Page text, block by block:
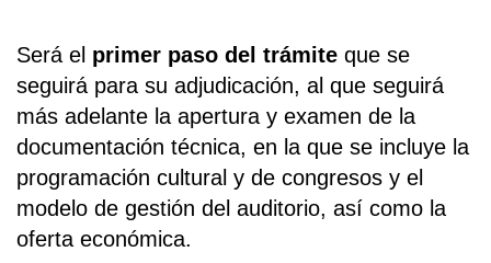
Será el primer paso del trámite que se
seguirá para su adjudicación, al que seguirá
más adelante la apertura y examen de la
documentación técnica, en la que se incluye la
programación cultural y de congresos y el
modelo de gestión del auditorio, así como la
oferta económica.